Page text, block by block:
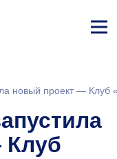
ине
новый проект — Клуб
Клуб